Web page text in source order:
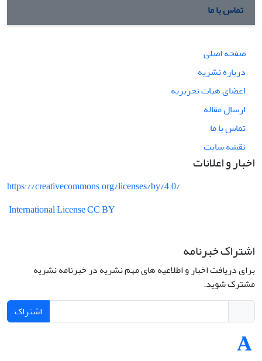
تماس با ما
صفحه اصلی
درباره نشریه
اعضای هیات تحریریه
ارسال مقاله
تماس با ما
نقشه سایت
اخبار و اعلانات
https://creativecommons.org/licenses/by/4.0/
International License CC BY
اشتراک خبرنامه
برای دریافت اخبار و اطلاعیه های مهم نشریه در خبرنامه نشریه
مشترک شوید.
اشتراک